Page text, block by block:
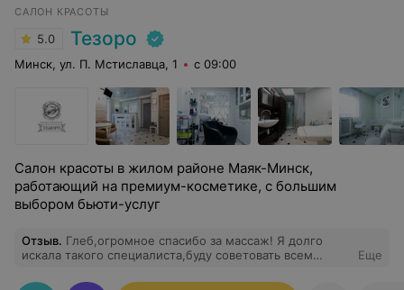
недавно болела поясница, лопатка или немела рука.
Огромное спасибо за профессионализм и легкое тело!
САЛОН КРАСОТЫ
5.0 Тезоро
Минск, ул. П. Мстиславца, 1 с 09:00
Салон красоты в жилом районе Маяк-Минск,
работающий на премиум-косметике, с большим
выбором бьюти-услуг
Отзыв. Глеб,огромное спасибо за массаж! Я долго
искала такого специалиста,буду советовать всем
Еще